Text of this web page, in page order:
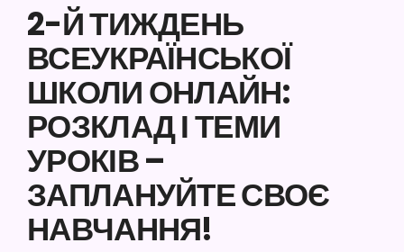
2-Й ТИЖДЕНЬ
ВСЕУКРАЇНСЬКОЇ
ШКОЛИ ОНЛАЙН:
РОЗКЛАД І ТЕМИ
УРОКІВ –
ЗАПЛАНУЙТЕ СВОЄ
НАВЧАННЯ!